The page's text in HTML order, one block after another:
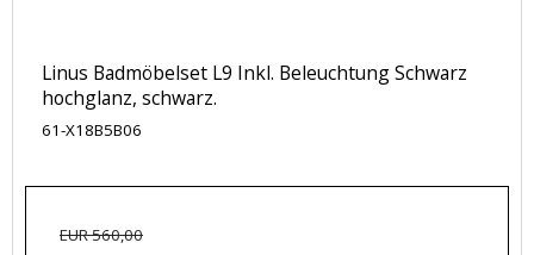
Linus Badmöbelset L9 Inkl. Beleuchtung Schwarz
hochglanz, schwarz.
61-X18B5B06
EUR 560,00